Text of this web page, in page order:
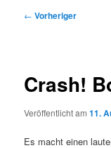
Beitragsnavigation
← Vorheriger
Crash!
Veröffentlicht am11.
Es macht einen